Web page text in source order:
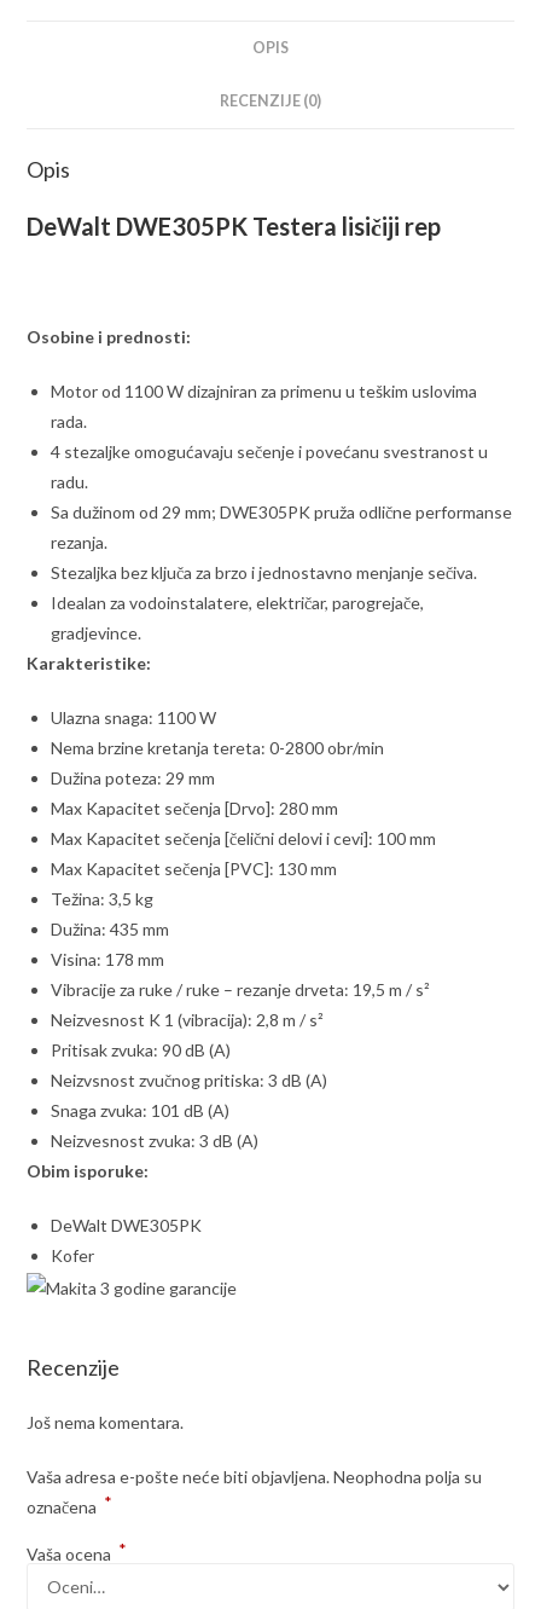
OPIS
RECENZIJE (0)
Opis
DeWalt DWE305PK Testera lisičiji rep
Osobine i prednosti:
Motor od 1100 W dizajniran za primenu u teškim uslovima
rada.
4 stezaljke omogućavaju sečenje i povećanu svestranost u
radu.
Sa dužinom od 29 mm; DWE305PK pruža odlične performanse
rezanja.
Stezaljka bez ključa za brzo i jednostavno menjanje sečiva.
Idealan za vodoinstalatere, električar, parogrejače,
gradjevince.
Karakteristike:
Ulazna snaga: 1100 W
Nema brzine kretanja tereta: 0-2800 obr/min
Dužina poteza: 29 mm
Max Kapacitet sečenja [Drvo]: 280 mm
Max Kapacitet sečenja [čelični delovi i cevi]: 100 mm
Max Kapacitet sečenja [PVC]: 130 mm
Težina: 3,5 kg
Dužina: 435 mm
Visina: 178 mm
Vibracije za ruke / ruke – rezanje drveta: 19,5 m / s²
Neizvesnost K 1 (vibracija): 2,8 m / s²
Pritisak zvuka: 90 dB (A)
Neizvsnost zvučnog pritiska: 3 dB (A)
Snaga zvuka: 101 dB (A)
Neizvesnost zvuka: 3 dB (A)
Obim isporuke:
DeWalt DWE305PK
Kofer
Recenzije
Još nema komentara.
Vaša adresa e-pošte neće biti objavljena. Neophodna polja su
označena *
Vaša ocena *